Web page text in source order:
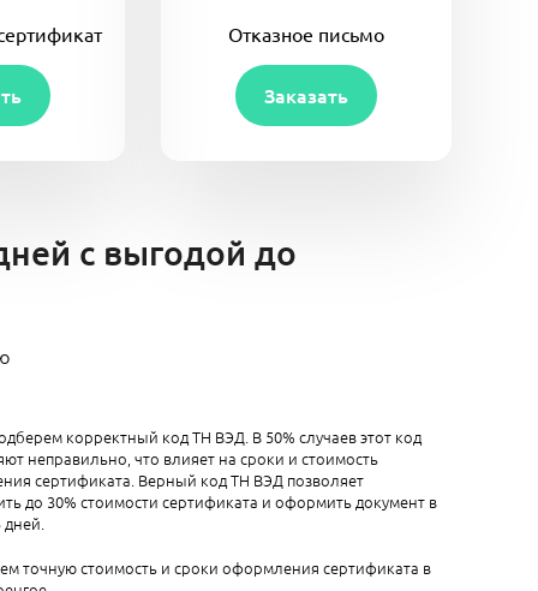
Отказное письмо
Заказать
с выгодой до
корректный код ТН ВЭД. В 50% случаев этот код
неправильно, что влияет на сроки и стоимость
сертификата. Верный код ТН ВЭД позволяет
до 30% стоимости сертификата и оформить документ в
дней.
точную стоимость и сроки оформления сертификата в